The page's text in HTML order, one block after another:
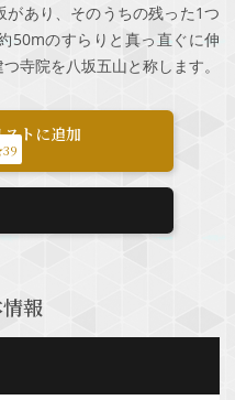
あり、そのうちの残った1つ
50mのすらりと真っ直ぐに伸
寺院を八坂五山と称します。
トに追加
報